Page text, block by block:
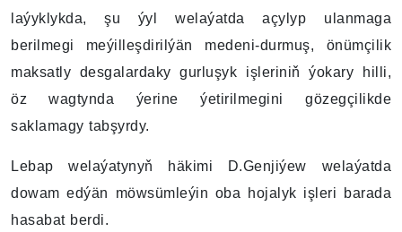
laýyklykda, şu ýyl welaýatda açylyp ulanmaga
berilmegi meýilleşdirilýän medeni-durmuş, önümçilik
maksatly desgalardaky gurluşyk işleriniň ýokary hilli,
öz wagtynda ýerine ýetirilmegini gözegçilikde
saklamagy tabşyrdy.
Lebap welaýatynyň häkimi D.Genjiýew welaýatda
dowam edýän möwsümleýin oba hojalyk işleri barada
hasabat berdi.